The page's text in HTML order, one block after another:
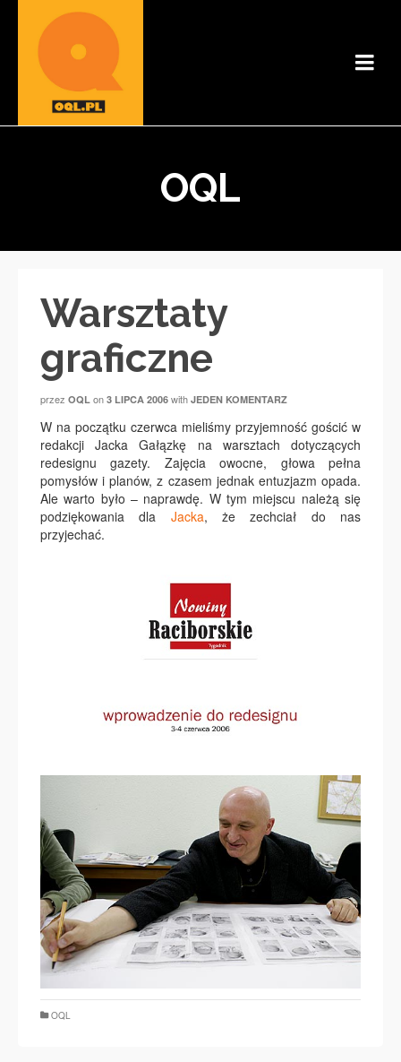
OQL
Warsztaty
graficzne
przez OQL on 3 LIPCA 2006 with JEDEN KOMENTARZ
W na początku czerwca mieliśmy przyjemność gościć w
redakcji Jacka Gałązkę na warsztach dotyczących
redesignu gazety. Zajęcia owocne, głowa pełna
pomysłów i planów, z czasem jednak entuzjazm opada.
Ale warto było – naprawdę. W tym miejscu należą się
podziękowania dla Jacka, że zechciał do nas
przyjechać.
OQL